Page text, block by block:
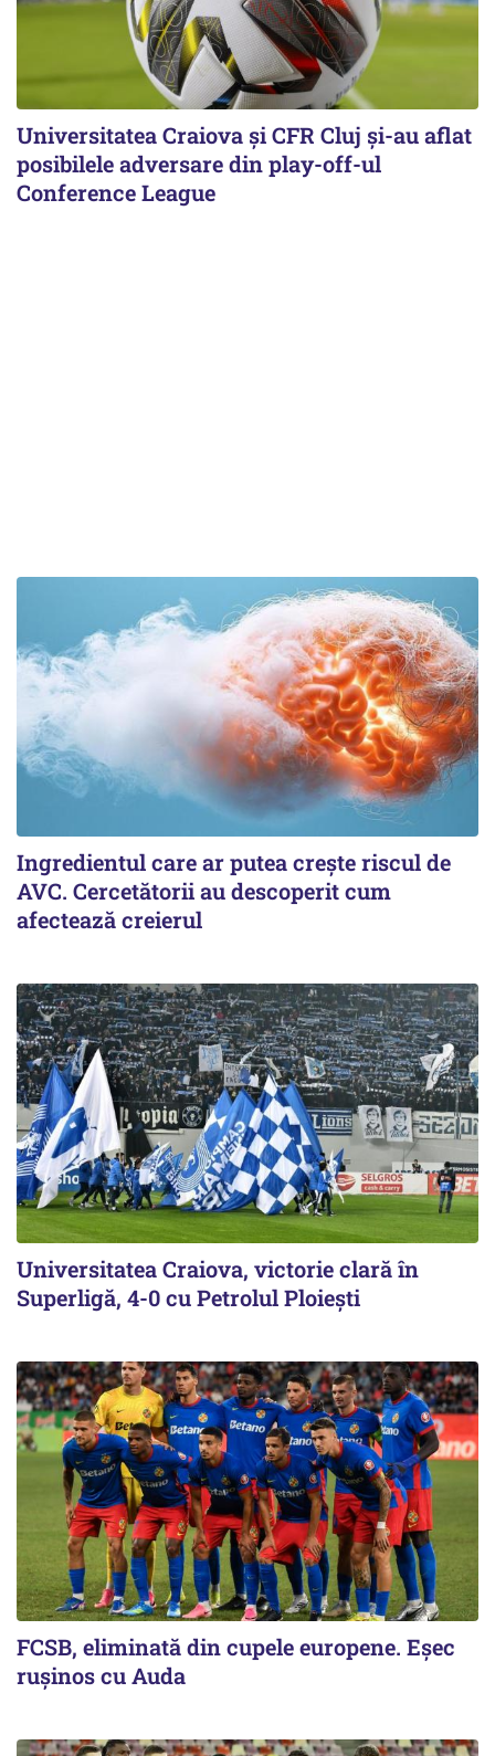
Universitatea Craiova și CFR Cluj și-au aflat
posibilele adversare din play-off-ul
Conference League
Ingredientul care ar putea crește riscul de
AVC. Cercetătorii au descoperit cum
afectează creierul
Universitatea Craiova, victorie clară în
Superligă, 4-0 cu Petrolul Ploieşti
FCSB, eliminată din cupele europene. Eşec
ruşinos cu Auda